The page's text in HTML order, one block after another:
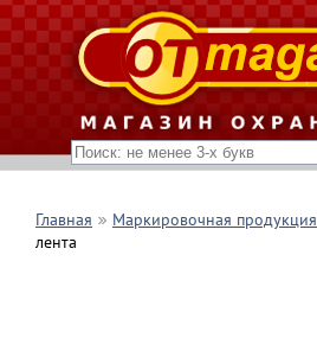
Главная Маркировочная продукция
лента